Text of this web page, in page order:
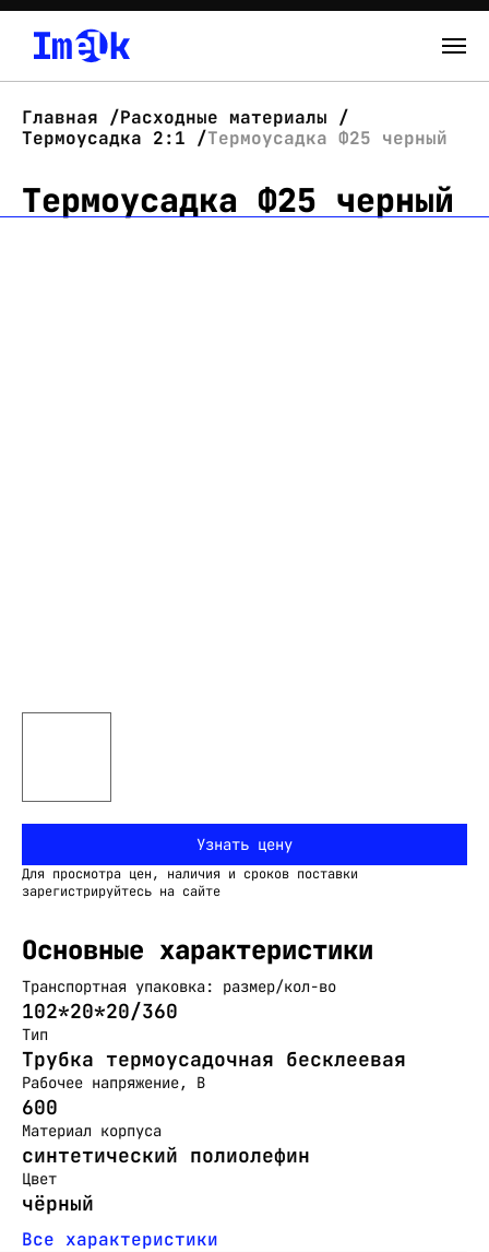
О нас
Новости
Главная
Расходные материалы
Термоусадка 2:1
Термоусадка Ф25 черный
Термоусадка Ф25 черный
Узнать цену
Для просмотра цен, наличия и сроков поставки
зарегистрируйтесь на сайте
Основные характеристики
Транспортная упаковка: размер/кол-во
102*20*20/360
Тип
Трубка термоусадочная бесклеевая
Рабочее напряжение, В
600
Материал корпуса
синтетический полиолефин
Цвет
чёрный
Все характеристики